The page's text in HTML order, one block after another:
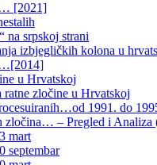
[2021]
na srpskoj strani
izbjegličkih kolona u
u Hrvatskoj
ratne zločine u Hrvatskoj
1991. do
zločina… – Pregled i Analiza
mart
septembar